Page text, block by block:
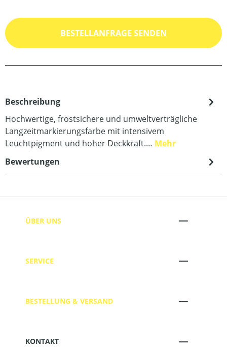
BESTELLANFRAGE SENDEN
Beschreibung
Hochwertige, frostsichere und umweltverträgliche
Langzeitmarkierungsfarbe mit intensivem
Leuchtpigment und hoher Deckkraft.… Mehr
Bewertungen
ÜBER UNS
SERVICE
BESTELLUNG & VERSAND
KONTAKT